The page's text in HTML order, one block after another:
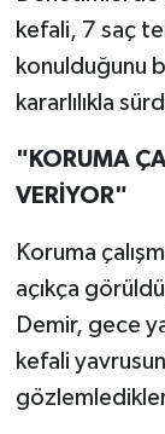
kefali, 7 saç
konulduğunu
kararlılıkla
"KORUMA
VERİYOR"
Koruma
açıkça
Demir, gece
kefali